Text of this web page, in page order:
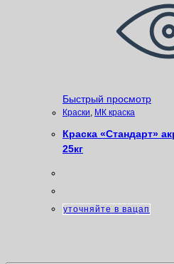
Быстрый просмотр
Краски, МК краска
Краска «Стандарт»
25кг
уточняйте в вацап